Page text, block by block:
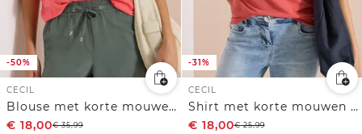
-50%
CECIL
Blouse met korte mouwen en structuurmix
€ 18,00€35,99
-31%
CECIL
Shirt met korte mouwen en V-hals in effen kleur
€ 18,00€25,99